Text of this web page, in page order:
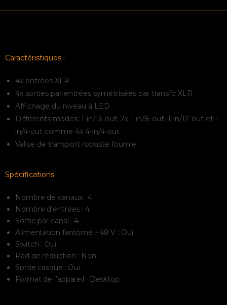
Caractéristiques :
4x entrées XLR
4x sorties par entrées symétrisées par transfo XLR
Affichage du niveau à LED
Différents modes: 1-in/16-out, 2x 1-in/8-out, 1-in/12-out et 1-
in/4-out comme 4x 4-in/4-out
Valise de transport robuste fournie
Spécifications :
Nombre de canaux : 4
Nombre d’entrées : 4
Sortie par canal : 4
Alimentation fantôme +48 V : Oui
Switch : Oui
Pad de réduction : Non
Sortie casque : Oui
Format de l’appareil : Desktop